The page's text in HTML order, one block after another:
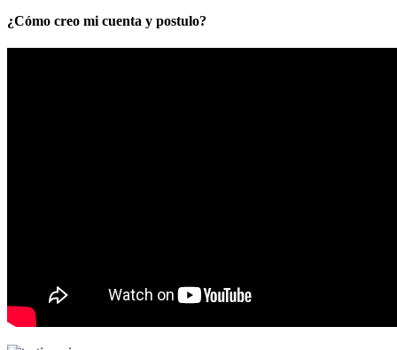
¿Cómo creo mi cuenta y postulo?